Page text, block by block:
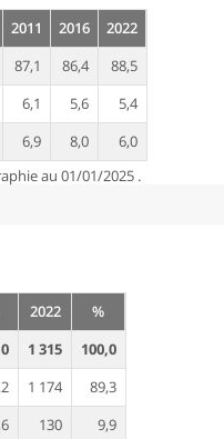
2011 2016
2022
87,1 86,4
88,5
6,1 5,6
5,4
6,9 8,0
6,0
au 01/01/2025 .
2022
%
1 315
100,0
1 174
89,3
130
9,9